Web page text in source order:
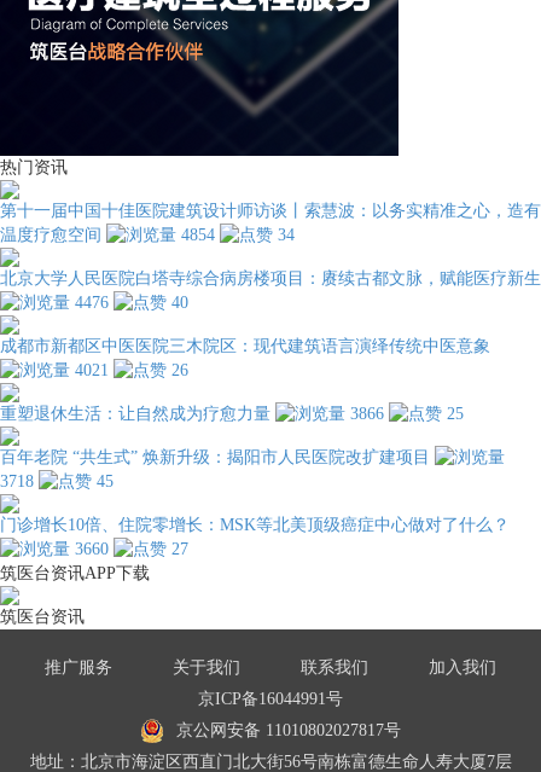
热门资讯
第十一届中国十佳医院建筑设计师访谈丨索慧波：以务实精准之心，造有
温度疗愈空间
4854 34
北京大学人民医院白塔寺综合病房楼项目：赓续古都文脉，赋能医疗新生
4476
40
成都市新都区中医医院三木院区：现代建筑语言演绎传统中医意象
4021
26
重塑退休生活：让自然成为疗愈力量 3866 25
百年老院 “共生式” 焕新升级：揭阳市人民医院改扩建项目
3718
45
门诊增长10倍、住院零增长：MSK等北美顶级癌症中心做对了什么？
3660
27
筑医台资讯APP下载
筑医台资讯
推广服务 关于我们 联系我们
加入我们
京ICP备16044991号
京公网安备 11010802027817号
地址：北京市海淀区西直门北大街56号南栋富德生命人寿大厦7层